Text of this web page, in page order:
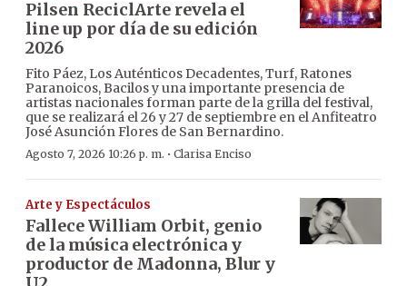
Pilsen ReciclArte revela el
line up por día de su edición
2026
Fito Páez, Los Auténticos Decadentes, Turf, Ratones
Paranoicos, Bacilos y una importante presencia de
artistas nacionales forman parte de la grilla del festival,
que se realizará el 26 y 27 de septiembre en el Anfiteatro
José Asunción Flores de San Bernardino.
Agosto 7, 2026 10:26 p. m. · Clarisa Enciso
Arte y Espectáculos
Fallece William Orbit, genio
de la música electrónica y
productor de Madonna, Blur y